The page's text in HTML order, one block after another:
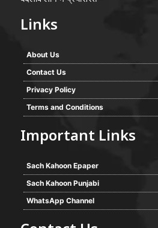
Links
About Us
Contact Us
Privacy Policy
Terms and Conditions
Important Links
Sach Kahoon Epaper
Sach Kahoon Punjabi
WhatsApp Channel